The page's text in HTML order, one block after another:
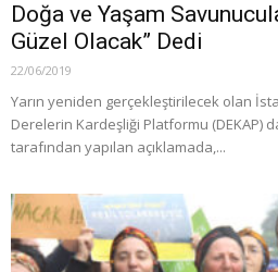
Doğa ve Yaşam
Güzel Olacak” Dedi
22/06/2019
Yarın yeniden gerçekleştirilecek olan
Derelerin Kardeşliği Platformu (DEKAP)
tarafından yapılan açıklamada,...